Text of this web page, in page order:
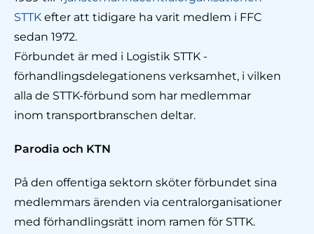
STTK efter att tidigare ha varit medlem i FFC
sedan 1972.
Förbundet är med i Logistik STTK -
förhandlingsdelegationens verksamhet, i vilken
alla de STTK-förbund som har medlemmar
inom transportbranschen deltar.
Parodia och KTN
På den offentiga sektorn sköter förbundet sina
medlemmars ärenden via centralorganisationer
med förhandlingsrätt inom ramen för STTK.